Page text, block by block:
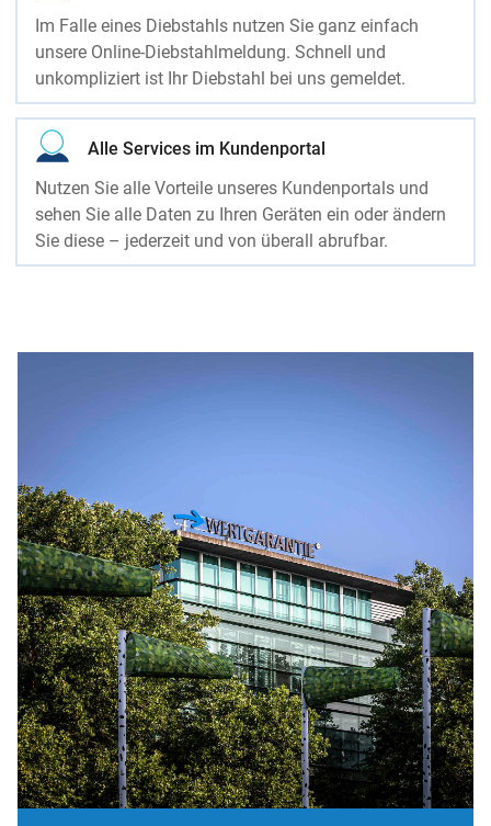
Im Falle eines Diebstahls nutzen Sie ganz einfach
unsere Online-Diebstahlmeldung. Schnell und
unkompliziert ist Ihr Diebstahl bei uns gemeldet.
Alle Services im Kundenportal
Nutzen Sie alle Vorteile unseres Kundenportals und
sehen Sie alle Daten zu Ihren Geräten ein oder ändern
Sie diese – jederzeit und von überall abrufbar.